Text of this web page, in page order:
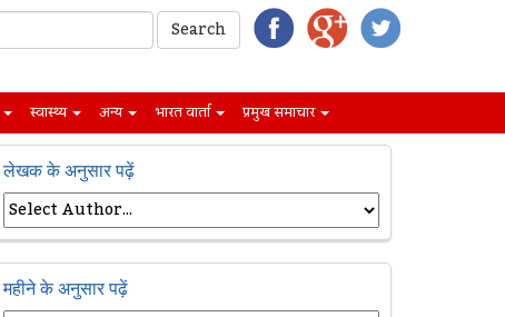
स्वास्थ्य अन्य भारत वार्ता प्रमुख समाचार
लेखक के अनुसार पढ़ें
महीने के अनुसार पढ़ें